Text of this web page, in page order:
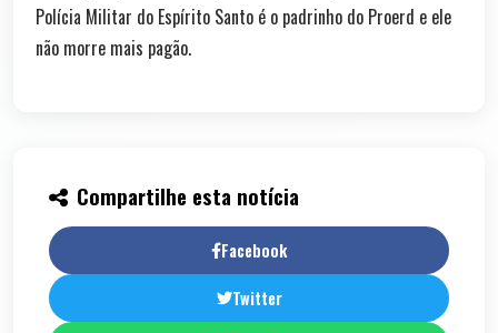
Polícia Militar do Espírito Santo é o padrinho do Proerd e ele
não morre mais pagão.
Compartilhe esta notícia
Facebook
Twitter